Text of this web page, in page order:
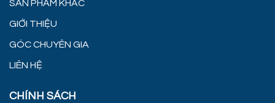
SẢN PHẨM KHÁC
GIỚI THIỆU
GÓC CHUYÊN GIA
LIÊN HỆ
CHÍNH SÁCH